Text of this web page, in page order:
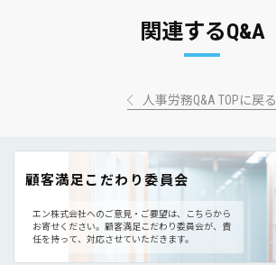
関連するQ&A
人事労務Q&A TOPに戻る
顧客満足こだわり委員会
エン株式会社へのご意見・ご要望は、こちらから
お寄せください。 顧客満足こだわり委員会が、責
任を持って、対応させていただきます。